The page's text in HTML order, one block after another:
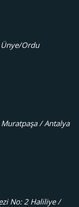
Ünye/Ordu
/ Antalya
No: 2 Haliliye /